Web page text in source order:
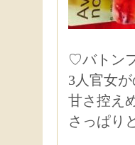
♡バトン
3人官女
甘さ控え
さっぱり